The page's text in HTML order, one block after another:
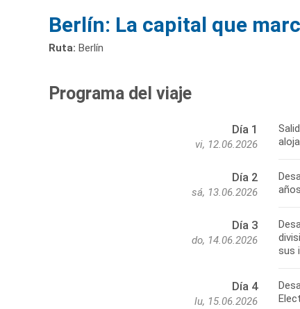
Berlín: La capital que
Ruta: Berlín
Programa del viaje
Día 1
vi, 12.06.2026
Día 2
sá, 13.06.2026
Día 3
do, 14.06.2026
sus
Día 4
lu, 15.06.2026